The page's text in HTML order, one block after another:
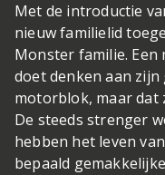
Met de introductie
nieuw familielid
Monster familie.
doet denken aan zijn
motorblok, maar dat
De steeds strenger
hebben het leven
bepaald